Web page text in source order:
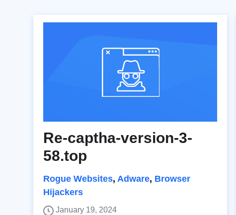
Re-captha-version-3-
58.top
Rogue Websites, Adware, Browser
Hijackers
January 19, 2024